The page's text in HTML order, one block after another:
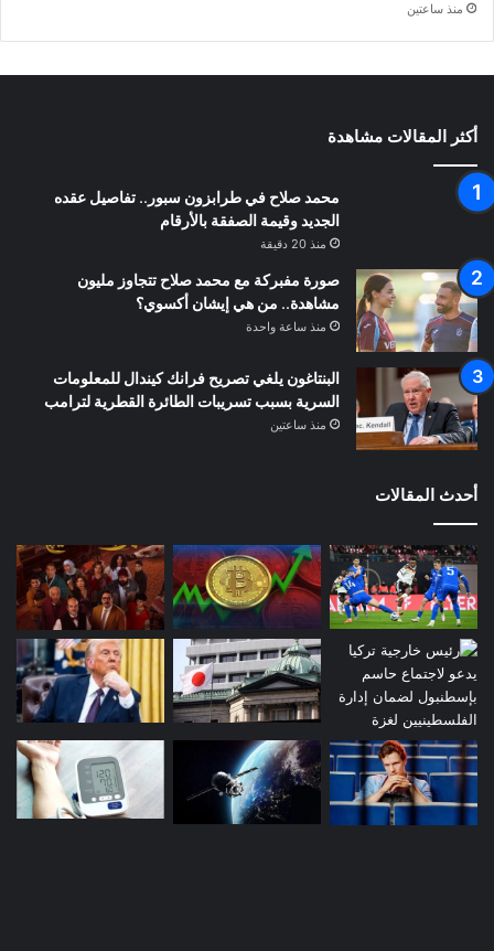
منذ ساعتين
أكثر المقالات مشاهدة
محمد صلاح في طرابزون سبور.. تفاصيل عقده
الجديد وقيمة الصفقة بالأرقام
منذ 20 دقيقة
صورة مفبركة مع محمد صلاح تتجاوز مليون
مشاهدة.. من هي إيشان أكسوي؟
منذ ساعة واحدة
البنتاغون يلغي تصريح فرانك كيندال للمعلومات
السرية بسبب تسريبات الطائرة القطرية لترامب
منذ ساعتين
أحدث المقالات